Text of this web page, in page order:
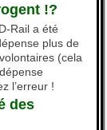
!?
Rail a été
plus de
(cela
l’erreur !
des